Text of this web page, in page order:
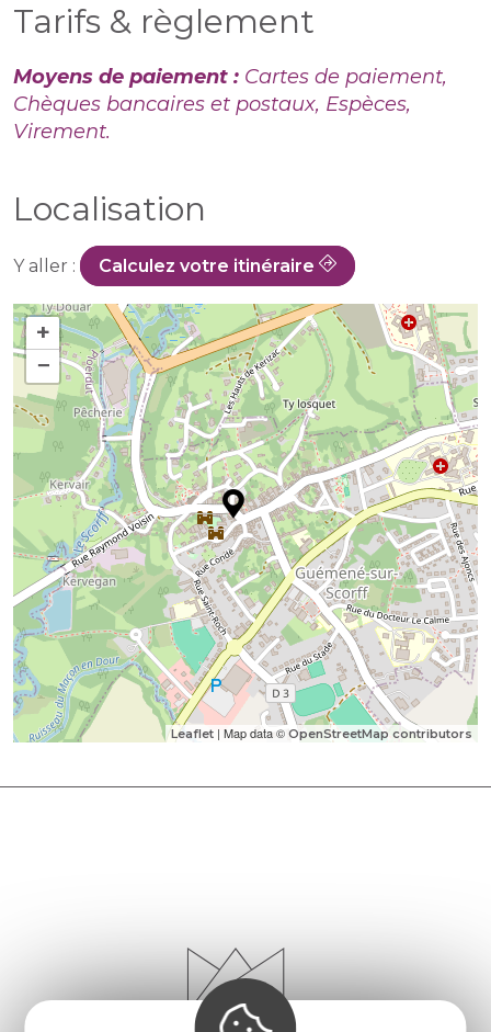
Tarifs & règlement
Moyens de paiement : Cartes de paiement,
Chèques bancaires et postaux, Espèces,
Virement.
Localisation
Y aller : Calculez votre itinéraire
+
−
Leaflet | Map data © OpenStreetMap contributors